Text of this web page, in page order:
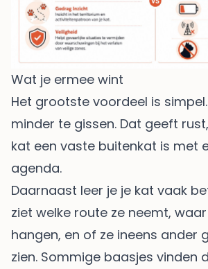
Wat je ermee wint
Het grootste voordeel is
minder te gissen. Dat geeft
kat een vaste buitenkat is met
agenda.
Daarnaast leer je je kat vaak
ziet welke route ze neemt,
hangen, en of ze ineens ander
zien. Sommige baasjes vinden